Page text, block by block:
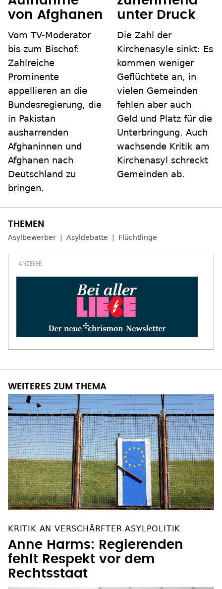
von Afghanen
Vom TV-Moderator
bis zum Bischof:
Zahlreiche
Prominente
appellieren an die
Bundesregierung, die
in Pakistan
ausharrenden
Afghaninnen und
Afghanen nach
Deutschland zu
bringen.
unter Druck
Die Zahl der
Kirchenasyle sinkt: Es
kommen weniger
Geflüchtete an, in
vielen Gemeinden
fehlen aber auch
Geld und Platz für die
Unterbringung. Auch
wachsende Kritik am
Kirchenasyl schreckt
Gemeinden ab.
Asylbewerber Asyldebatte Flüchtlinge
WEITERES ZUM THEMA
KRITIK AN VERSCHÄRFTER ASYLPOLITIK
Anne Harms: Regierenden
fehlt Respekt vor dem
Rechtsstaat